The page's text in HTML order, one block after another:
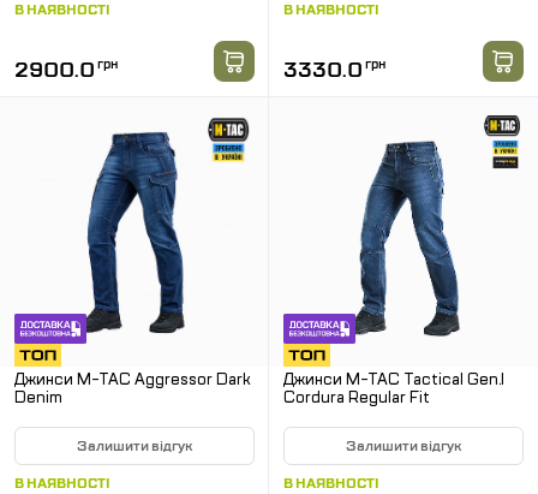
В НАЯВНОСТІ
2900.0 грн
В НАЯВНОСТІ
3330.0 грн
Джинси M-TAC Aggressor Dark
Denim
Залишити відгук
В НАЯВНОСТІ
Джинси M-TAC Tactical Gen.I
Cordura Regular Fit
Залишити відгук
В НАЯВНОСТІ